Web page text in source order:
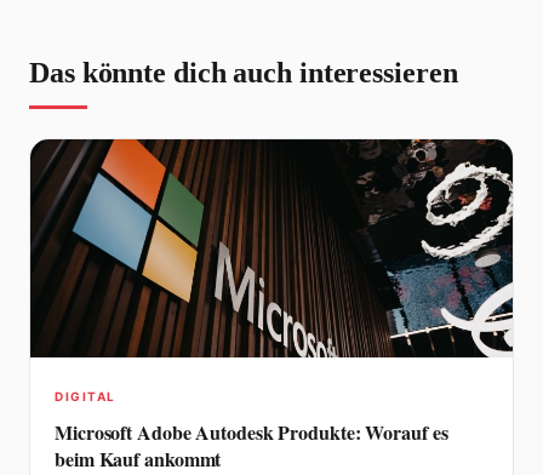
Das könnte dich auch interessieren
DIGITAL
Microsoft Adobe Autodesk Produkte: Worauf es
beim Kauf ankommt